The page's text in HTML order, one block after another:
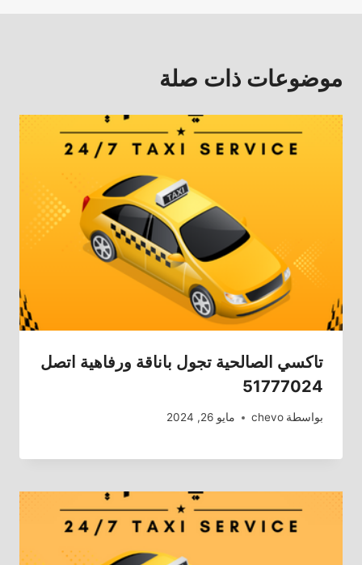
موضوعات ذات صلة
تاكسي الصالحية تجول باناقة ورفاهية اتصل
51777024
بواسطة chevo مايو 26, 2024